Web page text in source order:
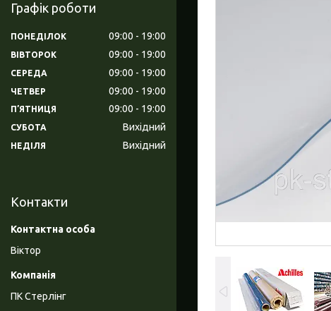
Графік роботи
ПОНЕДІЛОК 09:00 19:00
ВІВТОРОК 09:00 19:00
СЕРЕДА 09:00 19:00
ЧЕТВЕР 09:00 19:00
ПʼЯТНИЦЯ 09:00 19:00
СУБОТА Вихідний
НЕДІЛЯ Вихідний
Контакти
Віктор
ПК Стерлінг